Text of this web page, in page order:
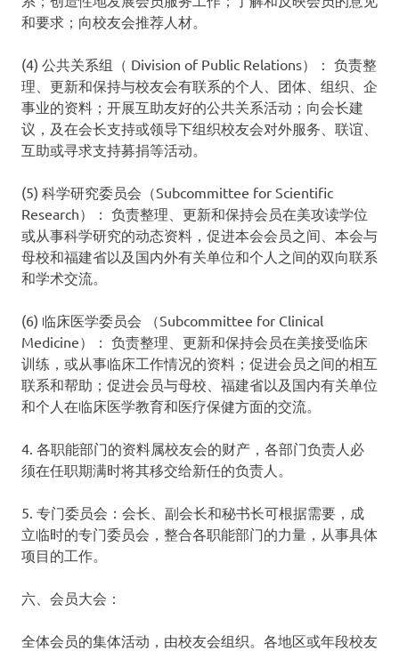
和要求；向校友会推荐人材。
(4) 公共关系组（ Division of Public Relations）： 负责整
理、更新和保持与校友会有联系的个人、团体、组织、企
事业的资料；开展互助友好的公共关系活动；向会长建
议，及在会长支持或领导下组织校友会对外服务、联谊、
互助或寻求支持募捐等活动。
(5) 科学研究委员会（Subcommittee for Scientific
Research）： 负责整理、更新和保持会员在美攻读学位
或从事科学研究的动态资料，促进本会会员之间、本会与
母校和福建省以及国内外有关单位和个人之间的双向联系
和学术交流。
(6) 临床医学委员会 （Subcommittee for Clinical
Medicine）： 负责整理、更新和保持会员在美接受临床
训练，或从事临床工作情况的资料；促进会员之间的相互
联系和帮助；促进会员与母校、福建省以及国内有关单位
和个人在临床医学教育和医疗保健方面的交流。
4. 各职能部门的资料属校友会的财产，各部门负责人必
须在任职期满时将其移交给新任的负责人。
5. 专门委员会：会长、副会长和秘书长可根据需要，成
立临时的专门委员会，整合各职能部门的力量，从事具体
项目的工作。
六、会员大会：
全体会员的集体活动，由校友会组织。各地区或年段校友